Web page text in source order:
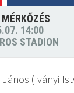
14:00
STADION
(Iványi